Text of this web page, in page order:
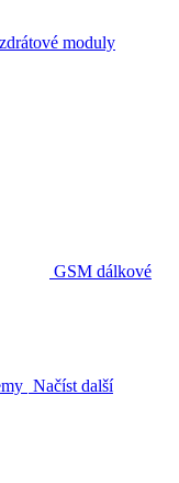
moduly
GSM dálkové
Načíst další